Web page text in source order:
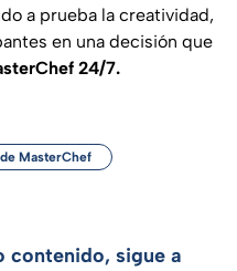
a prueba la creatividad,
en una decisión que
24/7.
MasterChef
contenido, sigue a